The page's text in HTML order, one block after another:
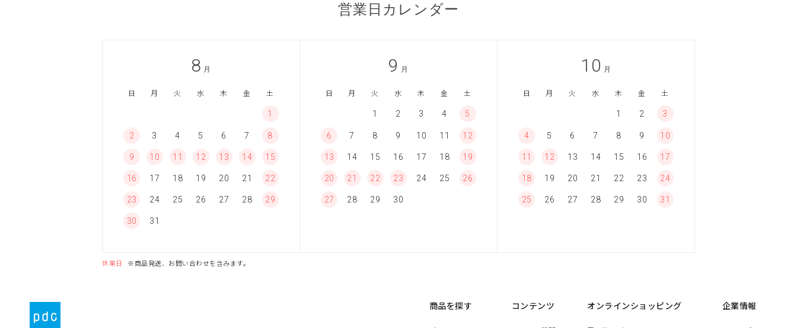
営業日カレンダー
8 月
日 月 火 水 木 金 土
1
2 3 4 5 6 7 8
9 10 11 12 13 14 15
16 17 18 19 20 21 22
23 24 25 26 27 28 29
30 31
9 月
日 月 火 水 木 金 土
1 2 3 4 5
6 7 8 9 10 11 12
13 14 15 16 17 18 19
20 21 22 23 24 25 26
27 28 29 30
10 月
日 月 火 水 木 金 土
1 2 3
4 5 6 7 8 9 10
11 12 13 14 15 16 17
18 19 20 21 22 23 24
25 26 27 28 29 30 31
休業日 ※商品発送、お問い合わせを含みます。
商品を探す コンテンツ オンラインショッピング 企業情報